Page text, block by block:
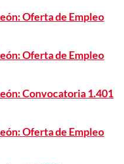
Oferta de Empleo
Oferta de Empleo
Convocatoria 1.401
Oferta de Empleo